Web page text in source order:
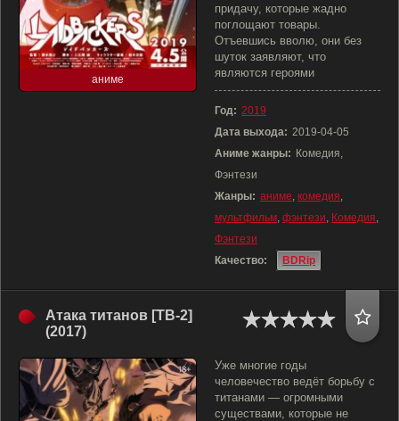
аниме
придачу, которые жадно
поглощают товары.
Отъевшись вволю, они без
шуток заявляют, что
являются героями
Год: 2019
Дата выхода: 2019-04-05
Аниме жанры: Комедия,
Фэнтези
Жанры: аниме, комедия,
мультфильм, фэнтези, Комедия,
Фэнтези
Качество:
BDRip
Атака титанов [ТВ-2]
(2017)
Уже многие годы
человечество ведёт борьбу с
титанами — огромными
существами, которые не